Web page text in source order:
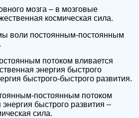
мозга – в мозговые
космическая сила.
воли постоянным-постоянным
потоком вливается
энергия быстрого
быстрого-быстрого развития.
постоянным потоком
быстрого развития –
сила.